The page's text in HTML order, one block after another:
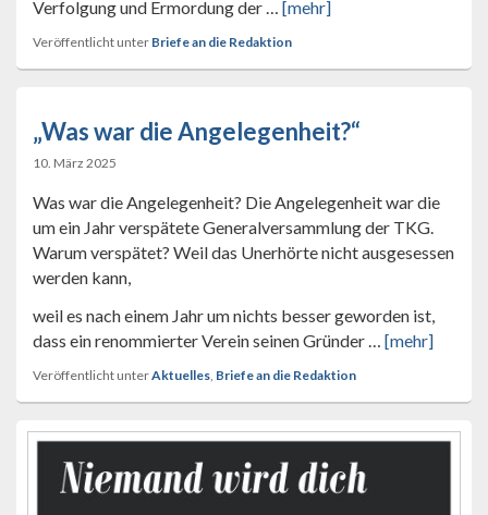
Verfolgung und Ermordung der … [mehr]
Veröffentlicht unter Briefe an die Redaktion
„Was war die Angelegenheit?“
10. März 2025
Was war die Angelegenheit? Die Angelegenheit war die
um ein Jahr verspätete Generalversammlung der TKG.
Warum verspätet? Weil das Unerhörte nicht ausgesessen
werden kann,
weil es nach einem Jahr um nichts besser geworden ist,
dass ein renommierter Verein seinen Gründer … [mehr]
Veröffentlicht unterAktuelles, Briefe an die Redaktion
Primärer
Widgetbereich